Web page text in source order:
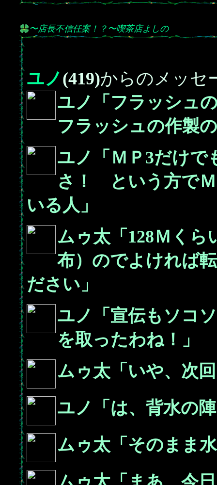
〜店長不信任案！？〜喫茶店よしの
ユノ(419)からのメッセ
ユノ「フラッシュ
フラッシュの作製
ユノ「ＭＰ3だけで
さ！ という方で
いる人」
ムゥ太「128Ｍく
布）のでよければ
ださい」
ユノ「宣伝もソコ
を取ったわね！」
ムゥ太「いや、次
ユノ「は、背水の
ムゥ太「そのまま